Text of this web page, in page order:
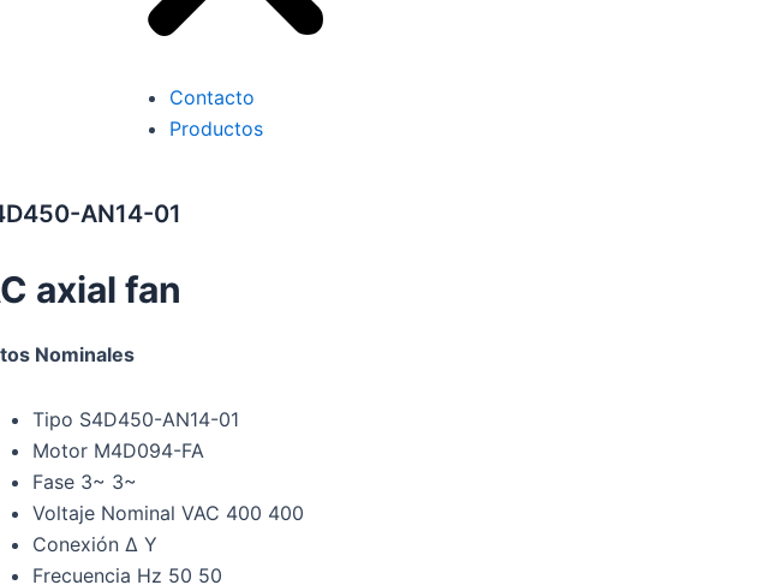
Contacto
Productos
AN14-01
axial fan
Nominales
Tipo S4D450-AN14-01
Motor M4D094-FA
Fase 3~ 3~
Voltaje Nominal VAC 400 400
Conexión Δ Y
Frecuencia Hz 50 50